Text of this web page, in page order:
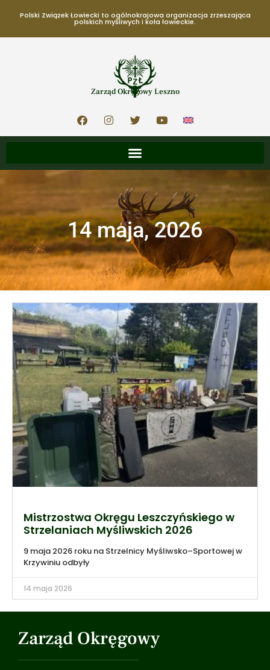
Polski Związek Łowiecki to ogólnokrajowa organizacja zrzeszająca
polskich myśliwych i koła łowieckie.
Zarząd Okręgowy Leszno
14 maja, 2026
Mistrzostwa Okręgu Leszczyńskiego w
Strzelaniach Myśliwskich 2026
9 maja 2026 roku na Strzelnicy Myśliwsko–Sportowej w
Krzywiniu odbyły
14 maja 2026
Zarząd Okręgowy